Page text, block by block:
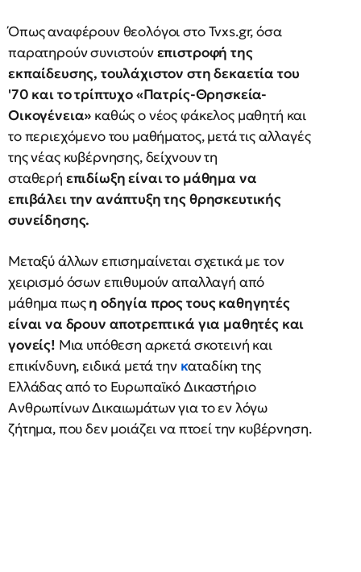
Όπως αναφέρουν θεολόγοι στο Tvxs.gr, όσα
παρατηρούν συνιστούνεπιστροφή της
εκπαίδευσης, τουλάχιστον στη δεκαετία του
'70 και το τρίπτυχο «Πατρίς-Θρησκεία-
Οικογένεια» καθώς ο νέος φάκελος μαθητή και
το περιεχόμενο του μαθήματος, μετά τις αλλαγές
της νέας κυβέρνησης, δείχνουν τη
σταθερή επιδίωξη είναι το μάθημα να
επιβάλει την ανάπτυξη της θρησκευτικής
συνείδησης.
Μεταξύ άλλων επισημαίνεται σχετικά με τον
χειρισμό όσων επιθυμούν απαλλαγή από
μάθημα πωςη οδηγία προς τους καθηγητές
είναι να δρουν αποτρεπτικά για μαθητές και
γονείς! Μια υπόθεση αρκετά σκοτεινή και
επικίνδυνη, ειδικά μετά την καταδίκη της
Ελλάδας από το Ευρωπαϊκό Δικαστήριο
Ανθρωπίνων Δικαιωμάτων για το εν λόγω
ζήτημα, που δεν μοιάζει να πτοεί την κυβέρνηση.